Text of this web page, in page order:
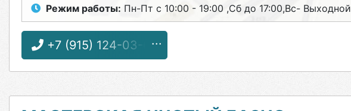
Режим работы: Пн-Пт с 10:00 - 19:00 ,Сб до 17:00,Вс- Выходной
+7 (915) 124-03-65